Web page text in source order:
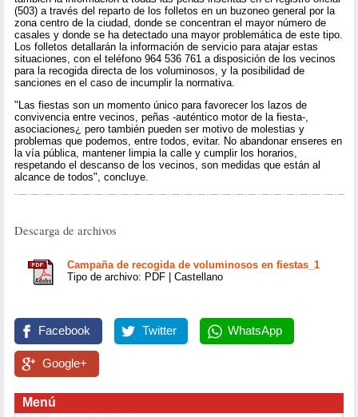
(503) a través del reparto de los folletos en un buzoneo general por la
zona centro de la ciudad, donde se concentran el mayor número de
casales y donde se ha detectado una mayor problemática de este tipo.
Los folletos detallarán la información de servicio para atajar estas
situaciones, con el teléfono 964 536 761 a disposición de los vecinos
para la recogida directa de los voluminosos, y la posibilidad de
sanciones en el caso de incumplir la normativa.
"Las fiestas son un momento único para favorecer los lazos de
convivencia entre vecinos, peñas -auténtico motor de la fiesta-,
asociaciones¿ pero también pueden ser motivo de molestias y
problemas que podemos, entre todos, evitar. No abandonar enseres en
la vía pública, mantener limpia la calle y cumplir los horarios,
respetando el descanso de los vecinos, son medidas que están al
alcance de todos", concluye.
Descarga de archivos
Campaña de recogida de voluminosos en fiestas_1
Tipo de archivo: PDF | Castellano
Facebook Twitter WhatsApp
Google+
Menú